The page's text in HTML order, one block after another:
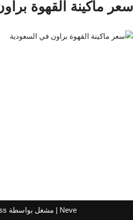
سعر ماكينة القهوة
Neve | مشغل بواسطة
اشترك لتصلك عروض مراكز التسوق